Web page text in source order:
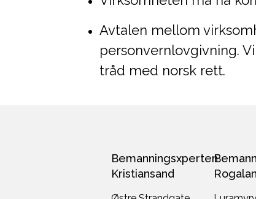
Avtalen mellom
personvernlovgivning.
tråd med norsk rett.
Bemanningsxperten
Kristiansand